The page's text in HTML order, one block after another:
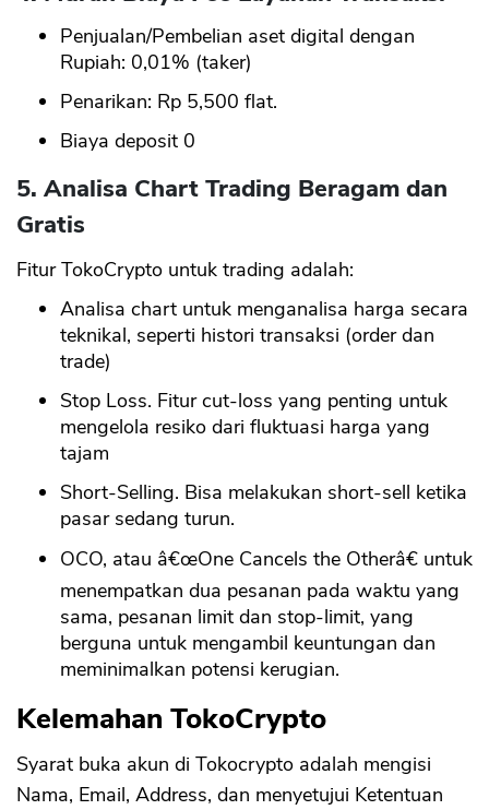
Penjualan/Pembelian aset digital dengan
Rupiah: 0,01% (taker)
Penarikan: Rp 5,500 flat.
Biaya deposit 0
5. Analisa Chart Trading Beragam dan
Gratis
Fitur TokoCrypto untuk trading adalah:
Analisa chart untuk menganalisa harga secara
teknikal, seperti histori transaksi (order dan
trade)
Stop Loss. Fitur cut-loss yang penting untuk
mengelola resiko dari fluktuasi harga yang
tajam
Short-Selling. Bisa melakukan short-sell ketika
pasar sedang turun.
OCO, atau â€œOne Cancels the Otherâ€ untuk
menempatkan dua pesanan pada waktu yang
sama, pesanan limit dan stop-limit, yang
berguna untuk mengambil keuntungan dan
meminimalkan potensi kerugian.
Kelemahan TokoCrypto
Syarat buka akun di Tokocrypto adalah mengisi
Nama, Email, Address, dan menyetujui Ketentuan